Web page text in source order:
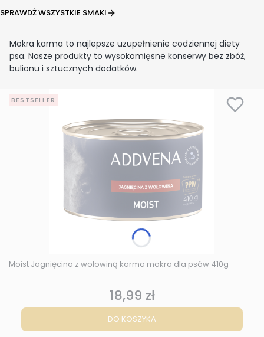
SPRAWDŹ WSZYSTKIE SMAKI
Mokra karma to najlepsze uzupełnienie codziennej diety
psa. Nasze produkty to wysokomięsne konserwy bez zbóż,
bulionu i sztucznych dodatków.
BESTSELLER
Moist Jagnięcina z wołowiną karma mokra dla psów 410g
Cena
18,99 zł
DO KOSZYKA